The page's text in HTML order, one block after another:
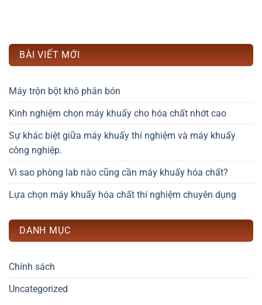
BÀI VIẾT MỚI
Máy trộn bột khô phân bón
Kinh nghiệm chọn máy khuấy cho hóa chất nhớt cao
Sự khác biệt giữa máy khuấy thí nghiệm và máy khuấy
công nghiệp.
Vì sao phòng lab nào cũng cần máy khuấy hóa chất?
Lựa chọn máy khuấy hóa chất thí nghiệm chuyên dụng
DANH MỤC
Chính sách
Uncategorized